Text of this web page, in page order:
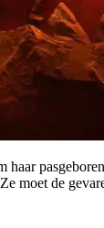
haar
moet de